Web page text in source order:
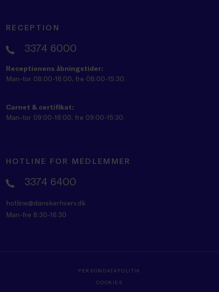
RECEPTION
3374 6000
Receptionens åbningstider:
Man-tor 08:00-16:00, fre 08:00-15:30.
Carnet & certifikat:
Man-tor 09:00-16:00, fre 09:00-15:30.
HOTLINE FOR MEDLEMMER
3374 6400
hotline@danskerhverv.dk
Man-fre 8:30-16:30
PERSONDATAPOLITIK
COOKIES